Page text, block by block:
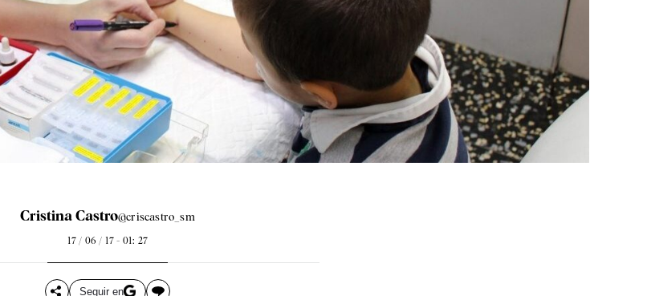
Cristina Castro@criscastro_sm
17 / 06 / 17 - 01: 27
Seguir en